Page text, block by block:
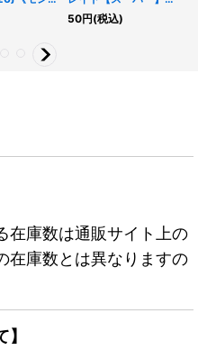
{BODE-JP038}《融
合》
50円(税込)
在庫数は通販サイト上の
在庫数とは異なりますの